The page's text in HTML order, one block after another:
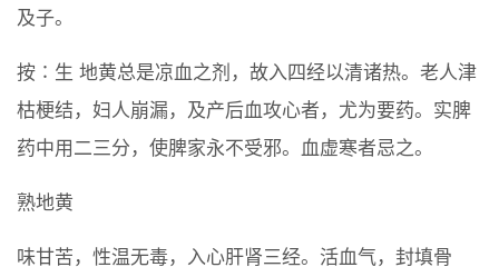
及子。
按∶生 地黄总是凉血之剂，故入四经以清诸热。老人津
枯梗结，妇人崩漏，及产后血攻心者，尤为要药。实脾
药中用二三分，使脾家永不受邪。血虚寒者忌之。
熟地黄
味甘苦，性温无毒，入心肝肾三经。活血气，封填骨